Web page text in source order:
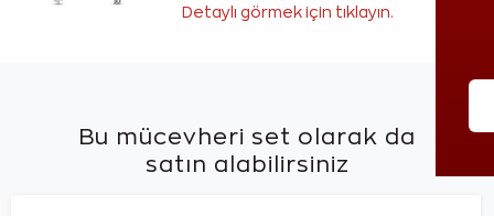
Detaylı görmek için tıklayın.
Bu mücevheri set olarak da
satın alabilirsiniz